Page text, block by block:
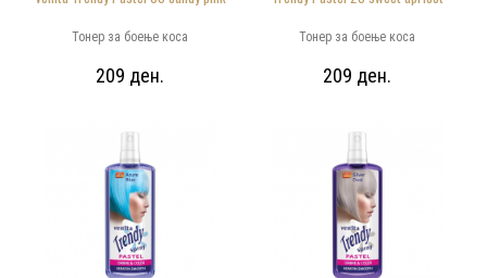
Тонер за боење коса
209 ден.
Тонер за боење коса
209 ден.